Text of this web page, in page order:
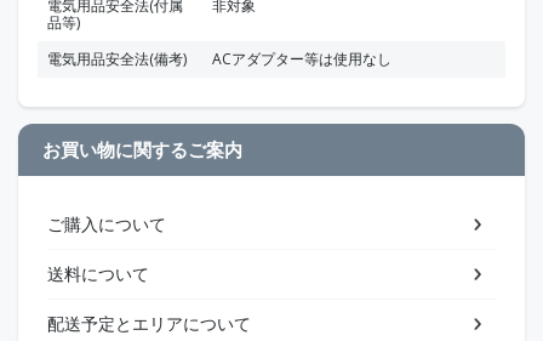
電気用品安全法(付属
品等)
非対象
電気用品安全法(備考) ACアダプター等は使用なし
お買い物に関するご案内
ご購入について
送料について
配送予定とエリアについて